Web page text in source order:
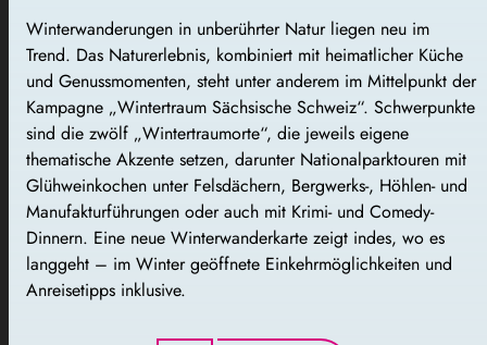
Winterwanderungen in unberührter Natur liegen neu im
Trend. Das Naturerlebnis, kombiniert mit heimatlicher Küche
und Genussmomenten, steht unter anderem im Mittelpunkt der
Kampagne „Wintertraum Sächsische Schweiz“. Schwerpunkte
sind die zwölf „Wintertraumorte“, die jeweils eigene
thematische Akzente setzen, darunter Nationalparktouren mit
Glühweinkochen unter Felsdächern, Bergwerks-, Höhlen- und
Manufakturführungen oder auch mit Krimi- und Comedy-
Dinnern. Eine neue Winterwanderkarte zeigt indes, wo es
langgeht – im Winter geöffnete Einkehrmöglichkeiten und
Anreisetipps inklusive.